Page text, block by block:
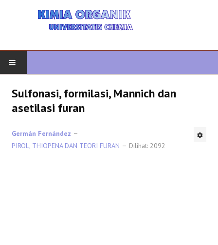
KIMIA ORGANIK
ORGANIK LANJUTAN
Sulfonasi, formilasi, Mannich dan
asetilasi furan
Germán Fernández
PIROL, THIOPENA DAN TEORI FURAN
Dilihat: 2092